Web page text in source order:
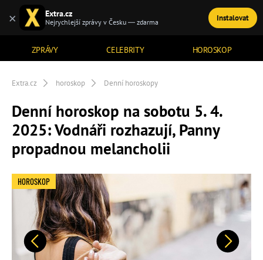
ZPRÁVY CELEBRITY HOROSKOP
TÉMATA
Extra.cz horoskop Denní horoskopy
Denní horoskop na sobotu 5. 4.
2025: Vodnáři rozhazují, Panny
propadnou melancholii
Předchozí Další
HOROSKOP
× Extra.cz
Nejrychlejší zprávy v Česku — zdarma Instalovat